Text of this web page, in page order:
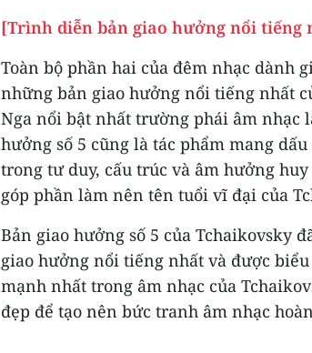
[Trình diễn bản giao hưởng nổi tiếng
Toàn bộ phần hai của đêm nhạc dành
những bản giao hưởng nổi tiếng nhất
Nga nổi bật nhất trường phái âm nhạc
hưởng số 5 cũng là tác phẩm mang
trong tư duy, cấu trúc và âm hưởng
góp phần làm nên tên tuổi vĩ đại của
Bản giao hưởng số 5 của Tchaikovsky
giao hưởng nổi tiếng nhất và được
mạnh nhất trong âm nhạc của
đẹp để tạo nên bức tranh âm nhạc